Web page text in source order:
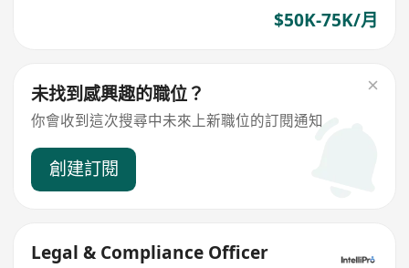
$50K-75K/月
未找到感興趣的職位？
你會收到這次搜尋中未來上新職位的訂閱通知
創建訂閱
Legal & Compliance Officer